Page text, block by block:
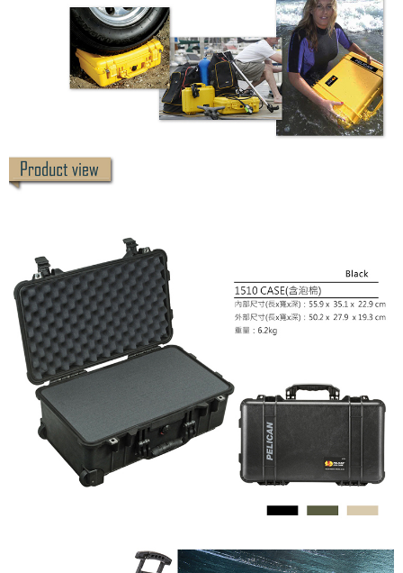
「AFTEE先享後付」，若未經同意申辦者引起之損失，本公司不負相關責
４．使用「AFTEE先享後付」時，將依據個別帳號之用戶狀況，依本公司即
時審查核予不同之上限額度；若仍有額度不足之情形，本公司將視審查結果
請求用戶進行身份認證。
５．嚴禁一人註冊多個帳號或使用他人資訊註冊。若發現惡意使用之情形，
恩沛科技股份有限公司將有權停止該用戶之使用額度並採取法律行動。